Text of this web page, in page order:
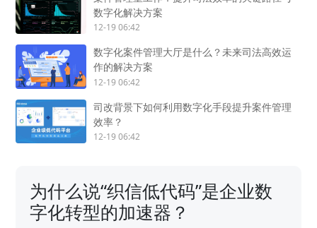
数字化解决方案
12-19 06:42
数字化案件管理大厅是什么？未来司法高效运
作的解决方案
12-19 06:42
司改背景下如何利用数字化手段提升案件管理
效率？
12-19 06:42
为什么说“织信低代码”是企业数
字化转型的加速器？